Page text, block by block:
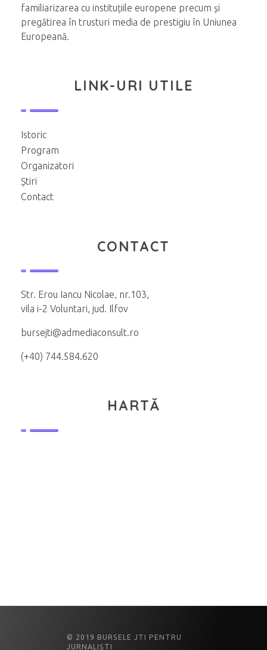
familiarizarea cu instituțiile europene precum și
pregătirea în trusturi media de prestigiu în Uniunea
Europeană.
LINK-URI UTILE
Istoric
Program
Organizatori
Știri
Contact
CONTACT
Str. Erou Iancu Nicolae, nr.103,
vila i-2 Voluntari, jud. Ilfov
bursejti@admediaconsult.ro
(+40) 744.584.620
HARTĂ
© 2019 BURSELE JTI PENTRU
JURNALIȘTI